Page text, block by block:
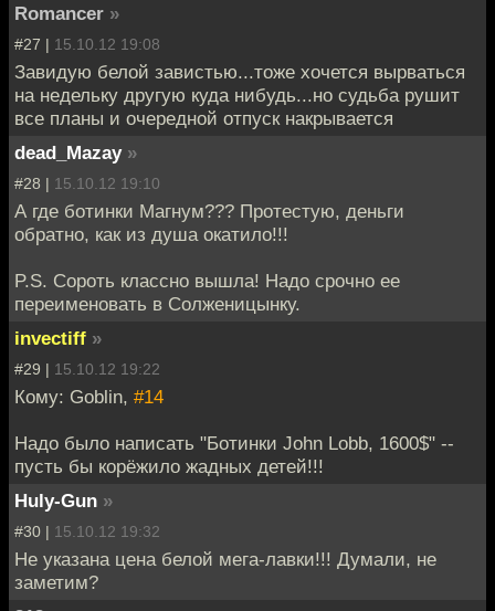
Romancer »
#27 | 15.10.12 19:08
Завидую белой завистью...тоже хочется вырваться
на недельку другую куда нибудь...но судьба рушит
все планы и очередной отпуск накрывается
dead_Mazay »
#28 | 15.10.12 19:10
А где ботинки Магнум??? Протестую, деньги
обратно, как из душа окатило!!!
P.S. Сороть классно вышла! Надо срочно ее
переименовать в Солженицынку.
invectiff »
#29 | 15.10.12 19:22
Кому: Goblin, #14
Надо было написать "Ботинки John Lobb, 1600$" --
пусть бы корёжило жадных детей!!!
Huly-Gun »
#30 | 15.10.12 19:32
Не указана цена белой мега-лавки!!! Думали, не
заметим?